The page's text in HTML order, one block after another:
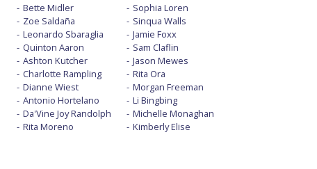
Bette Midler
Zoe Saldaña
Leonardo Sbaraglia
Quinton Aaron
Ashton Kutcher
Charlotte Rampling
Dianne Wiest
Antonio Hortelano
Da'Vine Joy Randolph
Rita Moreno
Sophia Loren
Sinqua Walls
Jamie Foxx
Sam Claflin
Jason Mewes
Rita Ora
Morgan Freeman
Li Bingbing
Michelle Monaghan
Kimberly Elise